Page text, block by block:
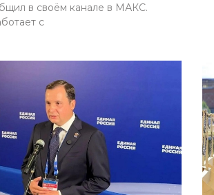
в своём канале в МАКС.
с